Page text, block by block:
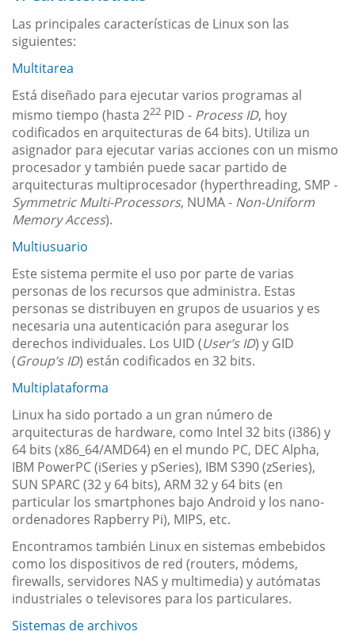
Las principales características de Linux son las
siguientes:
Multitarea
Está diseñado para ejecutar varios programas al
mismo tiempo (hasta 222 PID - Process ID, hoy
codificados en arquitecturas de 64 bits). Utiliza un
asignador para ejecutar varias acciones con un mismo
procesador y también puede sacar partido de
arquitecturas multiprocesador (hyperthreading, SMP -
Symmetric Multi-Processors, NUMA - Non-Uniform
Memory Access).
Multiusuario
Este sistema permite el uso por parte de varias
personas de los recursos que administra. Estas
personas se distribuyen en grupos de usuarios y es
necesaria una autenticación para asegurar los
derechos individuales. Los UID (User’s ID) y GID
(Group’s ID) están codificados en 32 bits.
Multiplataforma
Linux ha sido portado a un gran número de
arquitecturas de hardware, como Intel 32 bits (i386) y
64 bits (x86_64/AMD64) en el mundo PC, DEC Alpha,
IBM PowerPC (iSeries y pSeries), IBM S390 (zSeries),
SUN SPARC (32 y 64 bits), ARM 32 y 64 bits (en
particular los smartphones bajo Android y los nano-
ordenadores Rapberry Pi), MIPS, etc.
Encontramos también Linux en sistemas embebidos
como los dispositivos de red (routers, módems,
firewalls, servidores NAS y multimedia) y autómatas
industriales o televisores para los particulares.
Sistemas de archivos